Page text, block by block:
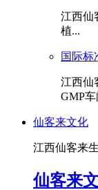
江西仙
植...
国际标
江西仙
GMP车
仙客来文化
江西仙客来
仙客来